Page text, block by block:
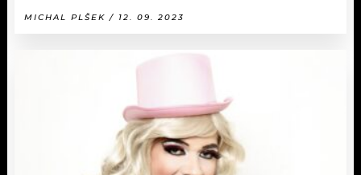
MICHAL PLŠEK / 12. 09. 2023